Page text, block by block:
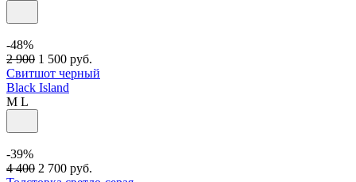
-48%
2 900 1 500 руб.
Свитшот черный
Black Island
M L
-39%
4 400 2 700 руб.